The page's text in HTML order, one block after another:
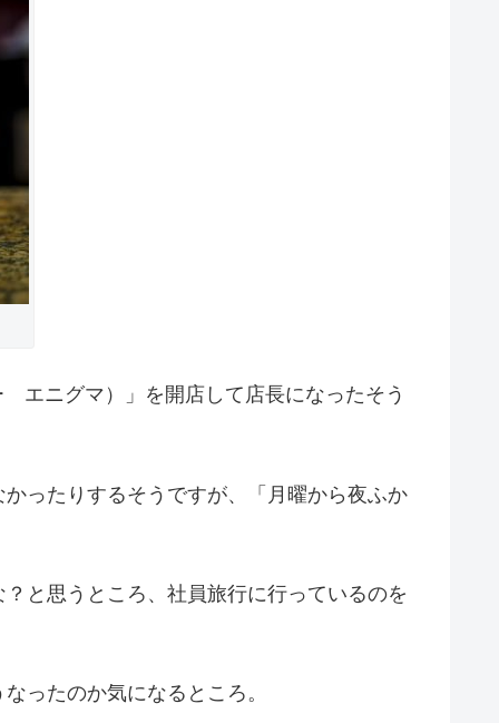
エニグマ）」を開店して店長になったそう
ったりするそうですが、「月曜から夜ふか
と思うところ、社員旅行に行っているのを
ったのか気になるところ。